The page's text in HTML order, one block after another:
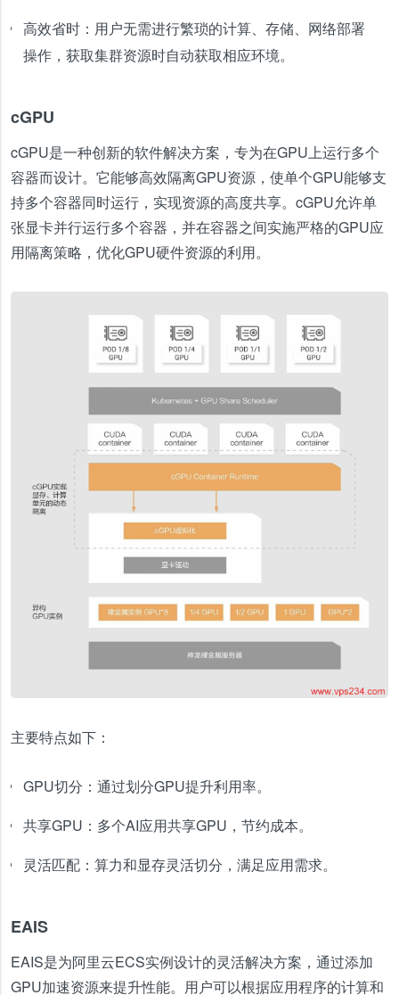
高效省时：用户无需进行繁琐的计算、存储、网络部署
操作，获取集群资源时自动获取相应环境。
cGPU
cGPU是一种创新的软件解决方案，专为在GPU上运行多个
容器而设计。它能够高效隔离GPU资源，使单个GPU能够支
持多个容器同时运行，实现资源的高度共享。cGPU允许单
张显卡并行运行多个容器，并在容器之间实施严格的GPU应
用隔离策略，优化GPU硬件资源的利用。
主要特点如下：
GPU切分：通过划分GPU提升利用率。
共享GPU：多个AI应用共享GPU，节约成本。
灵活匹配：算力和显存灵活切分，满足应用需求。
EAIS
EAIS是为阿里云ECS实例设计的灵活解决方案，通过添加
GPU加速资源来提升性能。用户可以根据应用程序的计算和